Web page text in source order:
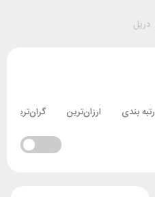
دریل
رتبه بندی ارزان‌ترین گران‌ترین